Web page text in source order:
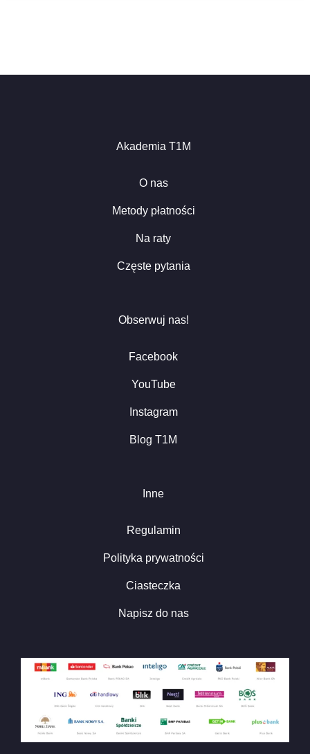
Akademia T1M
O nas
Metody płatności
Na raty
Częste pytania
Obserwuj nas!
Facebook
YouTube
Instagram
Blog T1M
Inne
Regulamin
Polityka prywatności
Ciasteczka
Napisz do nas